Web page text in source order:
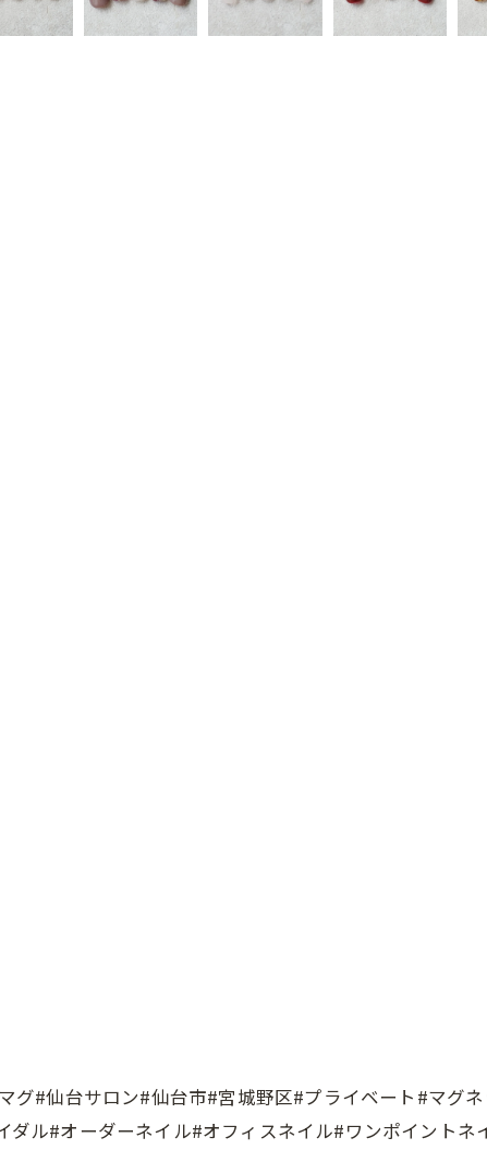
#仙台サロン#仙台市#宮城野区#プライベート#マグ
ル#オーダーネイル#オフィスネイル#ワンポイントネ